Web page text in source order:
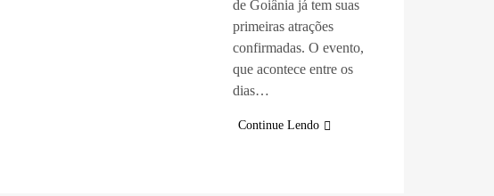
de Goiânia já tem suas
primeiras atrações
confirmadas. O evento,
que acontece entre os
dias…
Continue Lendo